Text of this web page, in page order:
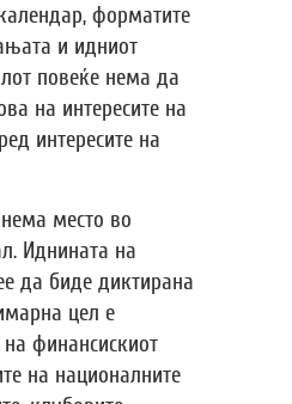
форматите
и идниот
повеќе нема да
на интересите на
интересите на
место во
Иднината на
да биде диктирана
цел е
финансискиот
на националните